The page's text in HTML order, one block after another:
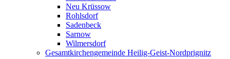
Neu Krüssow
Rohlsdorf
Sadenbeck
Sarnow
Wilmersdorf
Gesamtkirchengemeinde Heilig-Geist-Nordprignitz